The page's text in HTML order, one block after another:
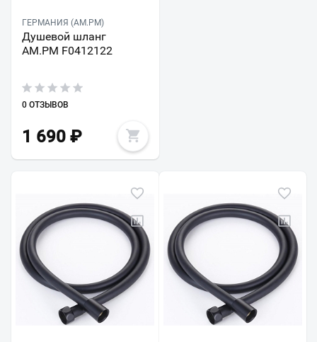
ГЕРМАНИЯ (AM.PM)
Душевой шланг
AM.PM F0412122
0 ОТЗЫВОВ
1 690 ₽